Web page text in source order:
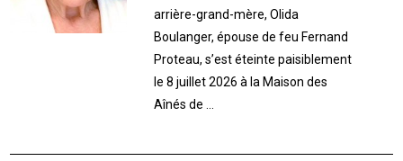
arrière-grand-mère, Olida
Boulanger, épouse de feu Fernand
Proteau, s’est éteinte paisiblement
le 8 juillet 2026 à la Maison des
Aînés de ...